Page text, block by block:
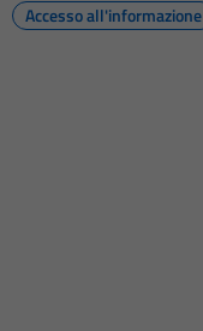
Accesso all'informazione